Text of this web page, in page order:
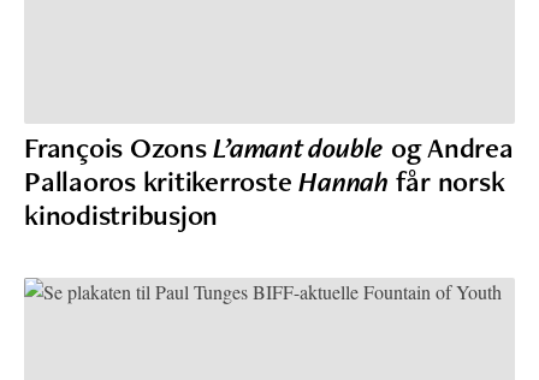
François OzonsL’amant double og Andrea
Pallaoros kritikerrosteHannah får norsk
kinodistribusjon